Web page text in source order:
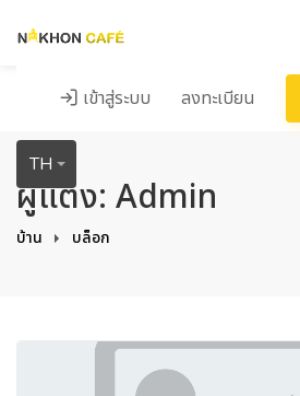
เข้าสู่ระบบ ลงทะเบียน
TH
ผู้แต่ง: Admin
บ้าน บล็อก